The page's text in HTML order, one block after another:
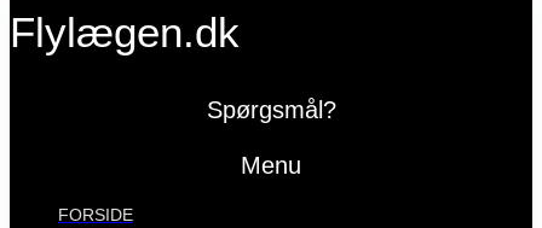
Flylægen.dk
Spørgsmål?
Menu
FORSIDE